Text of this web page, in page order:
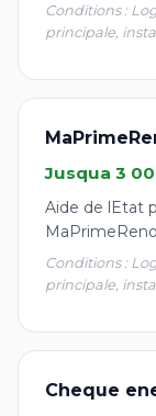
Conditions :
principale,
Jusqua 3
Aide de lEtat
Conditions :
principale,
Cheque